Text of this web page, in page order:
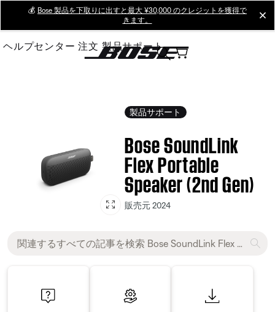
Main
💰 Bose 製品を下取りに出すと最大 ¥30,000 のクレジットを獲得で
きます。
ヘルプセンター 注文 製品サポート
製品サポート
Bose SoundLink
Flex Portable
Speaker (2nd Gen)
販売元 2024